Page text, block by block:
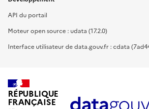
API du portail
Moteur open source : udata (17.2.0)
Interface utilisateur de data.gouv.fr : cdata
RÉPUBLIQUE
FRANÇAISE